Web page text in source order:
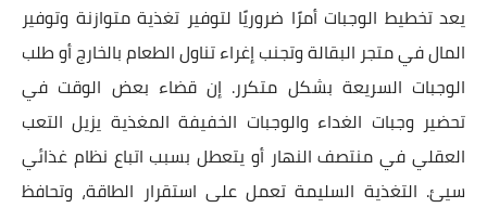
يعد تخطيط الوجبات أمرًا ضروريًا لتوفير تغذية متوازنة وتوفير
المال في متجر البقالة وتجنب إغراء تناول الطعام بالخارج أو طلب
الوجبات السريعة بشكل متكرر. إن قضاء بعض الوقت في
تحضير وجبات الغداء والوجبات الخفيفة المغذية يزيل التعب
العقلي في منتصف النهار أو يتعطل بسبب اتباع نظام غذائي
سيئ. التغذية السليمة تعمل على استقرار الطاقة، وتحافظ